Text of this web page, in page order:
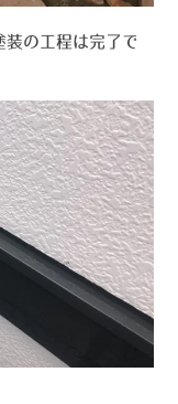
装の工程は完了で